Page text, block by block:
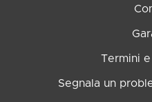
Termini
Segnala un